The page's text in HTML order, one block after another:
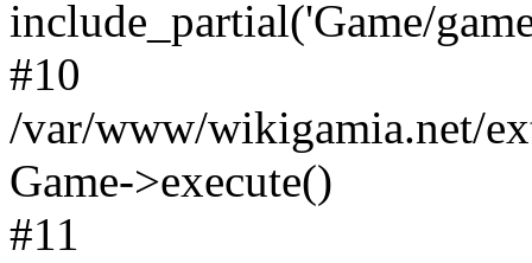
include_partial('Game/
#10
/var/www/wikigamia.net/
Game->execute()
#11